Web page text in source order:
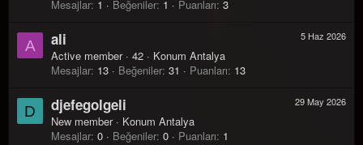
Mesajlar 1 Beğeniler 1 Puanları 3
A
5 Haz 2026
ali
Active member · 42 · Konum Antalya
Mesajlar 13 Beğeniler 31 Puanları 13
D
29 May 2026
djefegolgeli
New member · Konum Antalya
Mesajlar 0 Beğeniler 0 Puanları 1